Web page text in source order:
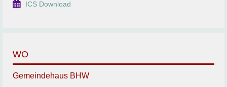
ICS Download
WO
Gemeindehaus BHW